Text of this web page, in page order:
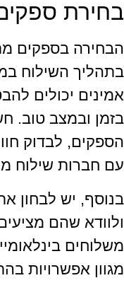
בחירת ספקים
הבחירה בספקים
בתהליך השילוח
אמינים יכולים
בזמן ובמצב טוב.
הספקים, לבדוק
עם חברות שילוח
בנוסף, יש לבחון
ולוודא שהם
משלוחים
מגוון אפשרויות